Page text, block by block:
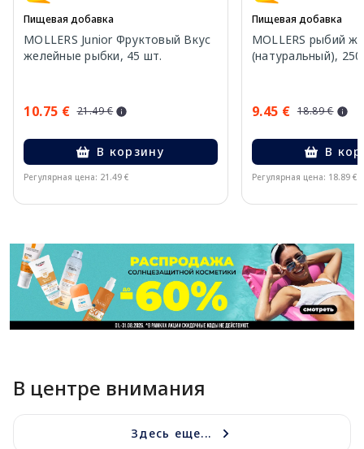
Пищевая добавка
MOLLERS Junior Фруктовый Вкус
желейные рыбки, 45 шт.
10.75 € 21.49 €
В корзину
Регулярная цена: 21.49 €
Пищевая добавка
MOLLERS рыбий
(натуральный),
9.45 € 18.89 €
В
Регулярная цена: 18.89 €
В центре внимания
Здесь еще...